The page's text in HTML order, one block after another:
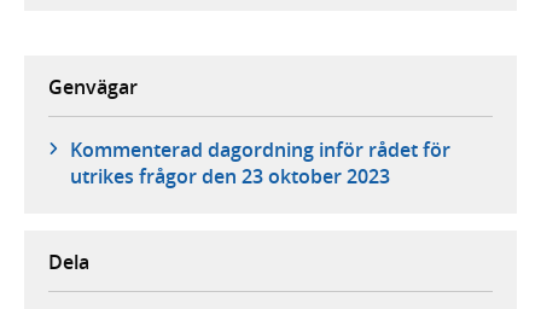
Genvägar
Kommenterad dagordning inför rådet för
utrikes frågor den 23 oktober 2023
Dela